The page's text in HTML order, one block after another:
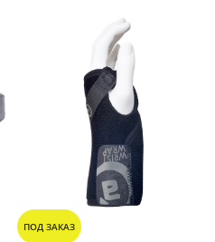
ПОД ЗАКАЗ